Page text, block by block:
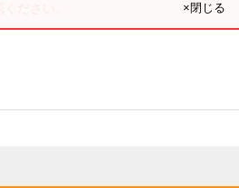
ださい。 ×閉じる